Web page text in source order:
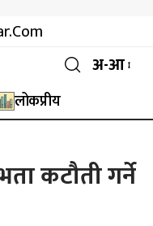
अ-आ
लोकप्रीय
कटौती गर्ने